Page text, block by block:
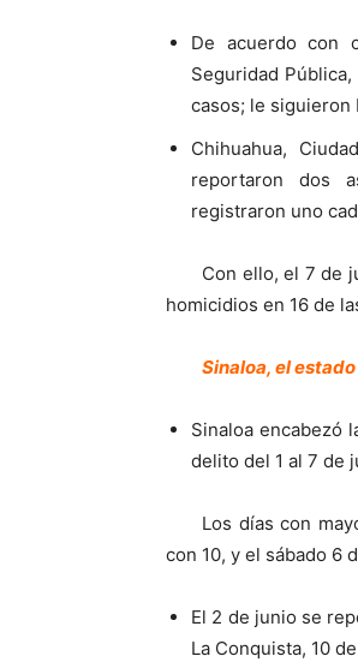
De acuerdo con
Seguridad
casos; le siguieron
Chihuahua,
reportaron dos
registraron uno
Con ello, el 7 de
homicidios en 16 de
Sinaloa, el
Sinaloa encabezó
delito del 1 al 7 de
Los días con
con 10, y el sábado 6
El 2 de junio se
La Conquista, 10